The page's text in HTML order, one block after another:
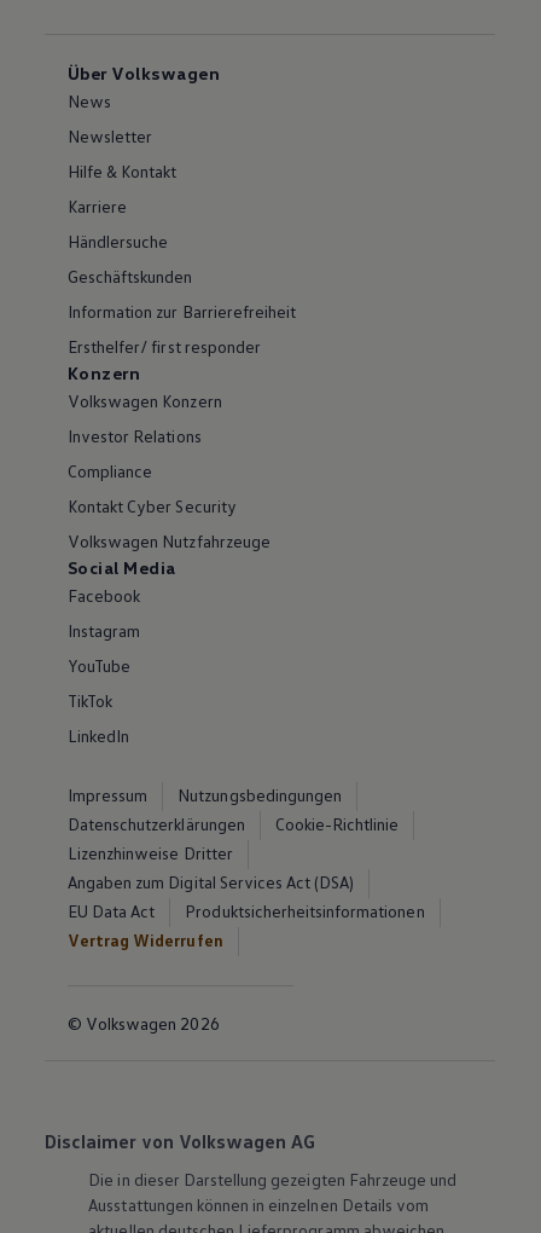
Über Volkswagen
News
Newsletter
Hilfe & Kontakt
Karriere
Händlersuche
Geschäftskunden
Information zur Barrierefreiheit
Ersthelfer/ first responder
Konzern
Volkswagen Konzern
Investor Relations
Compliance
Kontakt Cyber Security
Volkswagen Nutzfahrzeuge
Social Media
Facebook
Instagram
YouTube
TikTok
LinkedIn
Impressum
Nutzungsbedingungen
Datenschutzerklärungen
Cookie-Richtlinie
Lizenzhinweise Dritter
Angaben zum Digital Services Act (DSA)
EU Data Act
Produktsicherheitsinformationen
Vertrag Widerrufen
© Volkswagen 2026
Disclaimer von Volkswagen AG
Die in dieser Darstellung gezeigten Fahrzeuge und
Ausstattungen können in einzelnen Details vom